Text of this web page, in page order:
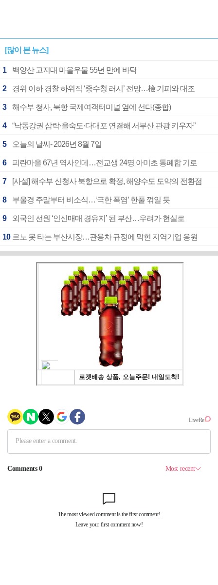
[많이 본 뉴스]
1 백양산 고지대 마을우물 55년 만에 바닥
2 경위 이하 경찰 하위직 ‘중수청 러시’ 전망…檢 기피와 대조
3 해수부 청사, 북항 국제여객터미널 옆에 선다(종합)
4 “낙동강권 삼락·을숙도·다대포 연결해 서부산 관광 키우자”
5 오늘의 날씨- 2026년 8월 7일
6 피란마을 67년 역사인데…전교생 24명 아미초 통폐합 기로
7 [사설] 해수부 신청사 북항으로 확정, 해양수도 도약의 전환점
8 부울경 주말부터 비소식…‘극한 폭염’ 한풀 꺾일 듯
9 외국인 선원 ‘인신매매 경유지’ 된 부산…우려가 현실로
10 르노 못 타는 부산시장…관용차 규정에 막힌 지역기업 응원